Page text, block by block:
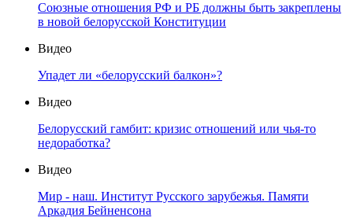
Союзные отношения РФ и РБ должны быть закреплены
в новой белорусской Конституции
Видео
Упадет ли «белорусский балкон»?
Видео
Белорусский гамбит: кризис отношений или чья-то
недоработка?
Видео
Мир - наш. Институт Русского зарубежья. Памяти
Аркадия Бейненсона